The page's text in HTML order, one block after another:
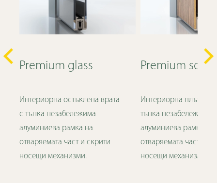
Premium glass
Интериорна остъклена врата
с тънка незабележима
алуминиева рамка на
отваряемата част и скрити
носещи механизми.
Premium solid
Интериорна плътна
тънка незабележима
алуминиева рамка на
отваряемата част и
носещи механизми.